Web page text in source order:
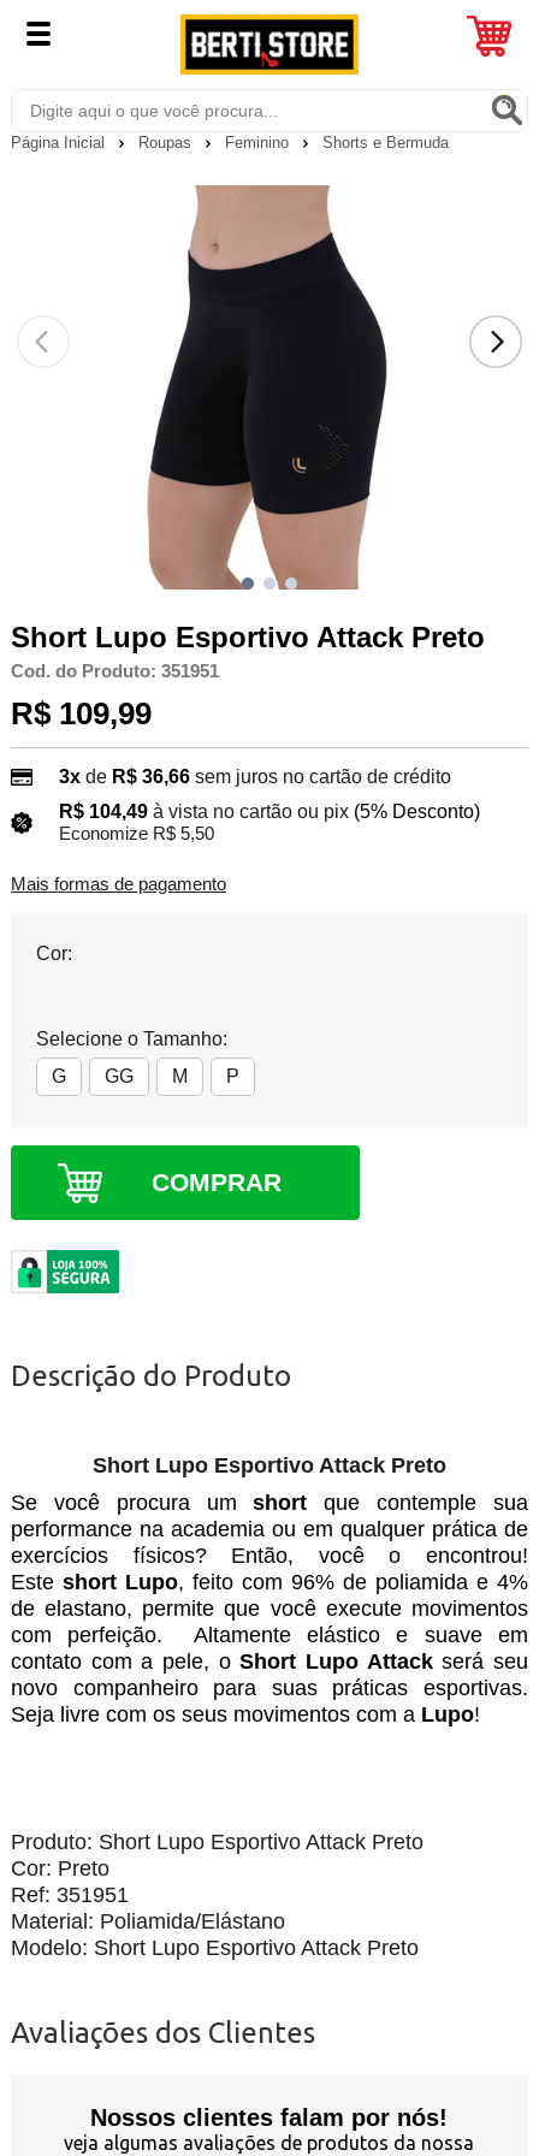
Página Inicial Roupas Feminino Shorts e Bermuda
Short Lupo Esportivo Attack Preto
Cod. do Produto: 351951
R$ 109,99
3xde R$ 36,66 sem juros no cartão de crédito
R$ 104,49 à vista no cartão ou pix (5% Desconto)
Economize R$ 5,50
Mais formas de pagamento
Cor:
Selecione o Tamanho:
G
GG M P
COMPRAR
Descrição do Produto
Short Lupo Esportivo Attack Preto
Se você procura umshort que contemple sua
performance na academia ou em qualquer prática de
exercícios físicos? Então, você o encontrou!
Este short Lupo, feito com 96% de poliamida e 4%
de elastano, permite que você execute movimentos
com perfeição. Altamente elástico e suave em
contato com a pele, oShort Lupo Attackserá seu
novo companheiro para suas práticas esportivas.
Seja livre com os seus movimentos com a Lupo!
Produto: Short Lupo Esportivo Attack Preto
Cor: Preto
Ref: 351951
Material: Poliamida/Elástano
Modelo: Short Lupo Esportivo Attack Preto
Avaliações dos Clientes
Nossos clientes falam por nós!
veja algumas avaliações de produtos da nossa